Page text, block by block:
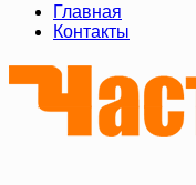
Главная
Контакты